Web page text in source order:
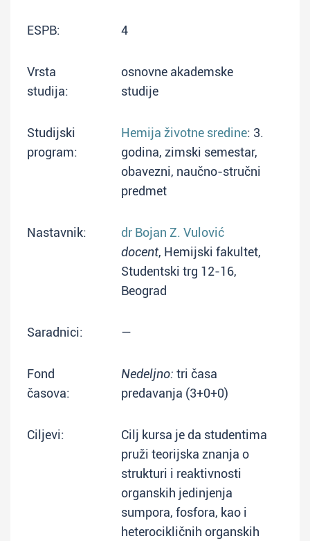
ESPB: 4
Vrsta
studija:
osnovne akademske
studije
Studijski
program:
Hemija životne sredine: 3.
godina, zimski semestar,
obavezni, naučno-stručni
predmet
Nastavnik:
dr Bojan Z. Vulović
docent, Hemijski fakultet,
Studentski trg 12-16,
Beograd
Saradnici: —
Fond
časova:
Nedeljno: tri časa
predavanja (3+0+0)
Ciljevi:
Cilj kursa je da studentima
pruži teorijska znanja o
strukturi i reaktivnosti
organskih jedinjenja
sumpora, fosfora, kao i
heterocikličnih organskih